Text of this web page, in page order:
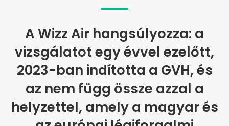
A Wizz Air hangsúlyozza: a
vizsgálatot egy évvel ezelőtt,
2023-ban indította a GVH, és
az nem függ össze azzal a
helyzettel, amely a magyar és